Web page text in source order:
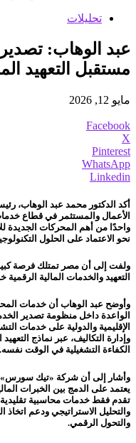
تحليلات
مستقبل التعهيد
مايو 12, 2026
Facebook
X
Pinterest
WhatsApp
Linkedin
أكد الدكتور محمد عبد الوهاب،
الأعمال والمستثمر في قطاع
واحدًا من أهم المحركات الجديدة
نحو الاعتماد على الحلول
ولفت إلى أن مصر تمتلك فرصة
التعهيد والخدمات المالية
وأوضح عبد الوهاب أن خدمات
الواعدة داخل منظومة تصدير
الإقليمية والدولية على خدمات
وإدارة التكاليف، عبر نماذج
الكفاءة التشغيلية في الوقت نفسه.
وأشار إلى أن شركة «تيك سورس»
يعتمد على الدمج بين الخبرات
تقدم فقط خدمات محاسبية
والتحليل الاستراتيجي ودعم اتخاذ
والتحول الرقمي.